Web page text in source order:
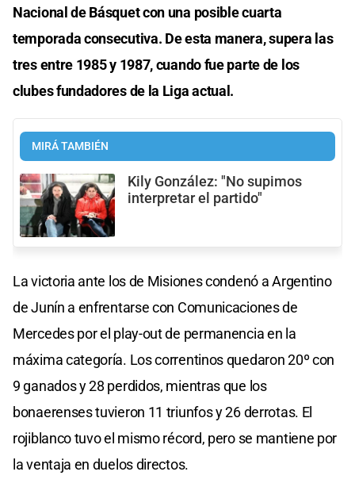
Nacional de Básquet con una posible cuarta
temporada consecutiva. De esta manera, supera las
tres entre 1985 y 1987, cuando fue parte de los
clubes fundadores de la Liga actual.
MIRÁ TAMBIÉN
Kily González: "No supimos
interpretar el partido"
La victoria ante los de Misiones condenó a Argentino
de Junín a enfrentarse con Comunicaciones de
Mercedes por el play-out de permanencia en la
máxima categoría. Los correntinos quedaron 20º con
9 ganados y 28 perdidos, mientras que los
bonaerenses tuvieron 11 triunfos y 26 derrotas. El
rojiblanco tuvo el mismo récord, pero se mantiene por
la ventaja en duelos directos.